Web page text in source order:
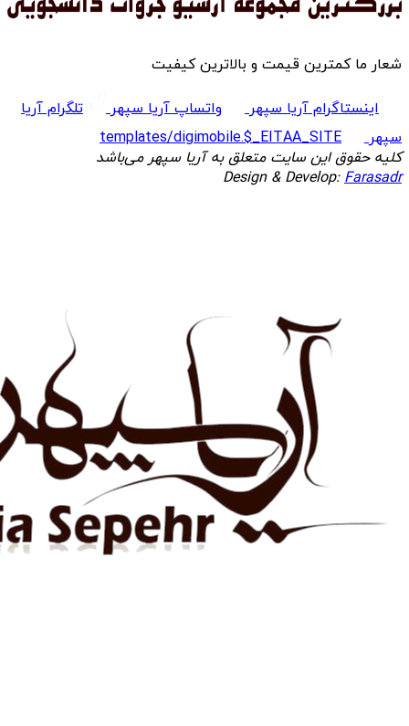
شعار ما کمترین قیمت و بالاترین کیفیت
اینستاگرام آریا سپهر واتساپ آریا سپهر
تلگرام آریا
سپهر
templates/digimobile.$_EITAA_SITE
کلیه حقوق این سایت متعلق به آریا سپهر می‌باشد
Design & Develop:Farasadr